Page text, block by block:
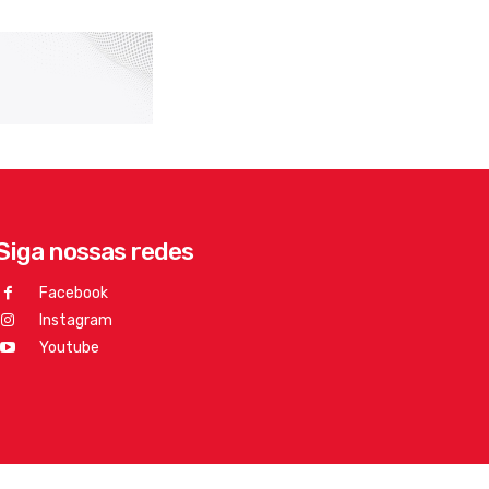
nossas redes
Facebook
Instagram
Youtube